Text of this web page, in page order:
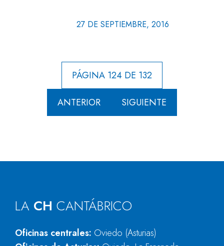
27 DE SEPTIEMBRE, 2016
PÁGINA 124 DE 132
ANTERIOR SIGUIENTE
LA CH CANTÁBRICO
Oficinas centrales: Oviedo (Asturias)